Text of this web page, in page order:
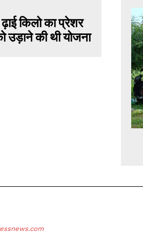
किलो का प्रेशर
उड़ाने की थी योजना